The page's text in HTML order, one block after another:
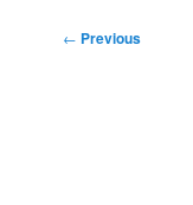
Post
← Previous